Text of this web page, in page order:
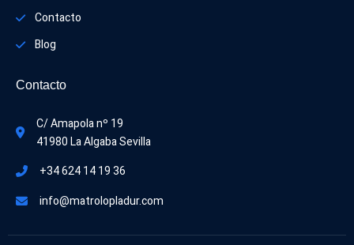
Contacto
Blog
Contacto
C/ Amapola nº 19
ㅤㅤ41980 La Algaba Sevilla
+34 624 14 19 36
info@matrolopladur.com